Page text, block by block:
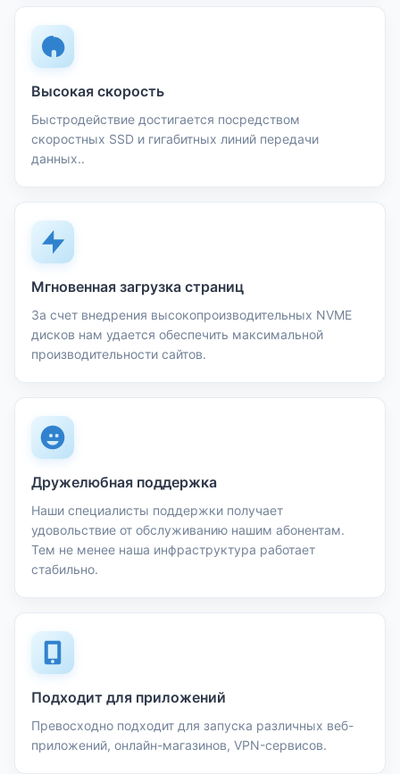
Высокая скорость
Быстродействие достигается посредством
скоростных SSD и гигабитных линий передачи
данных..
Мгновенная загрузка страниц
За счет внедрения высокопроизводительных NVME
дисков нам удается обеспечить максимальной
производительности сайтов.
Дружелюбная поддержка
Наши специалисты поддержки получает
удовольствие от обслуживанию нашим абонентам.
Тем не менее наша инфраструктура работает
стабильно.
Подходит для приложений
Превосходно подходит для запуска различных веб-
приложений, онлайн-магазинов, VPN-сервисов.